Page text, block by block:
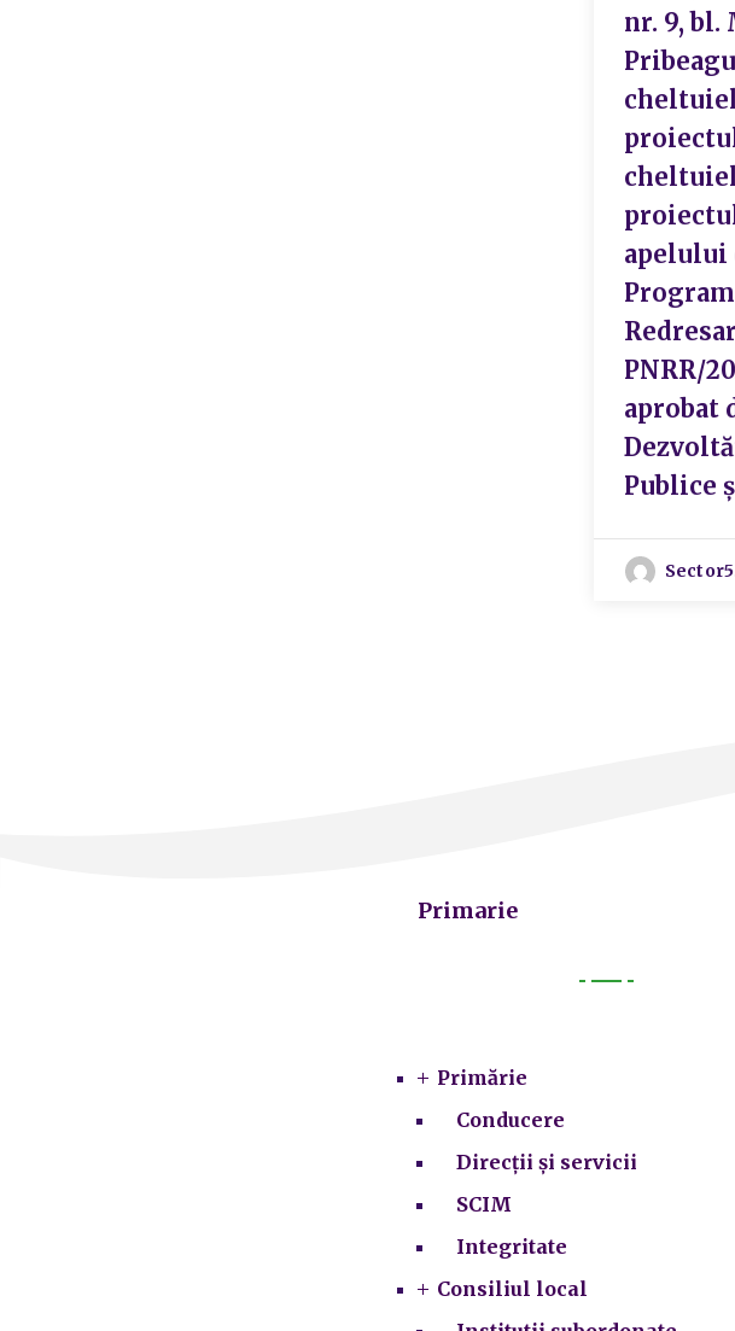
nr. 9, bl.
apelului
PNRR/
aprobat
Publice
Primarie
Primărie
Conducere
Direcții și servicii
SCIM
Integritate
Consiliul local